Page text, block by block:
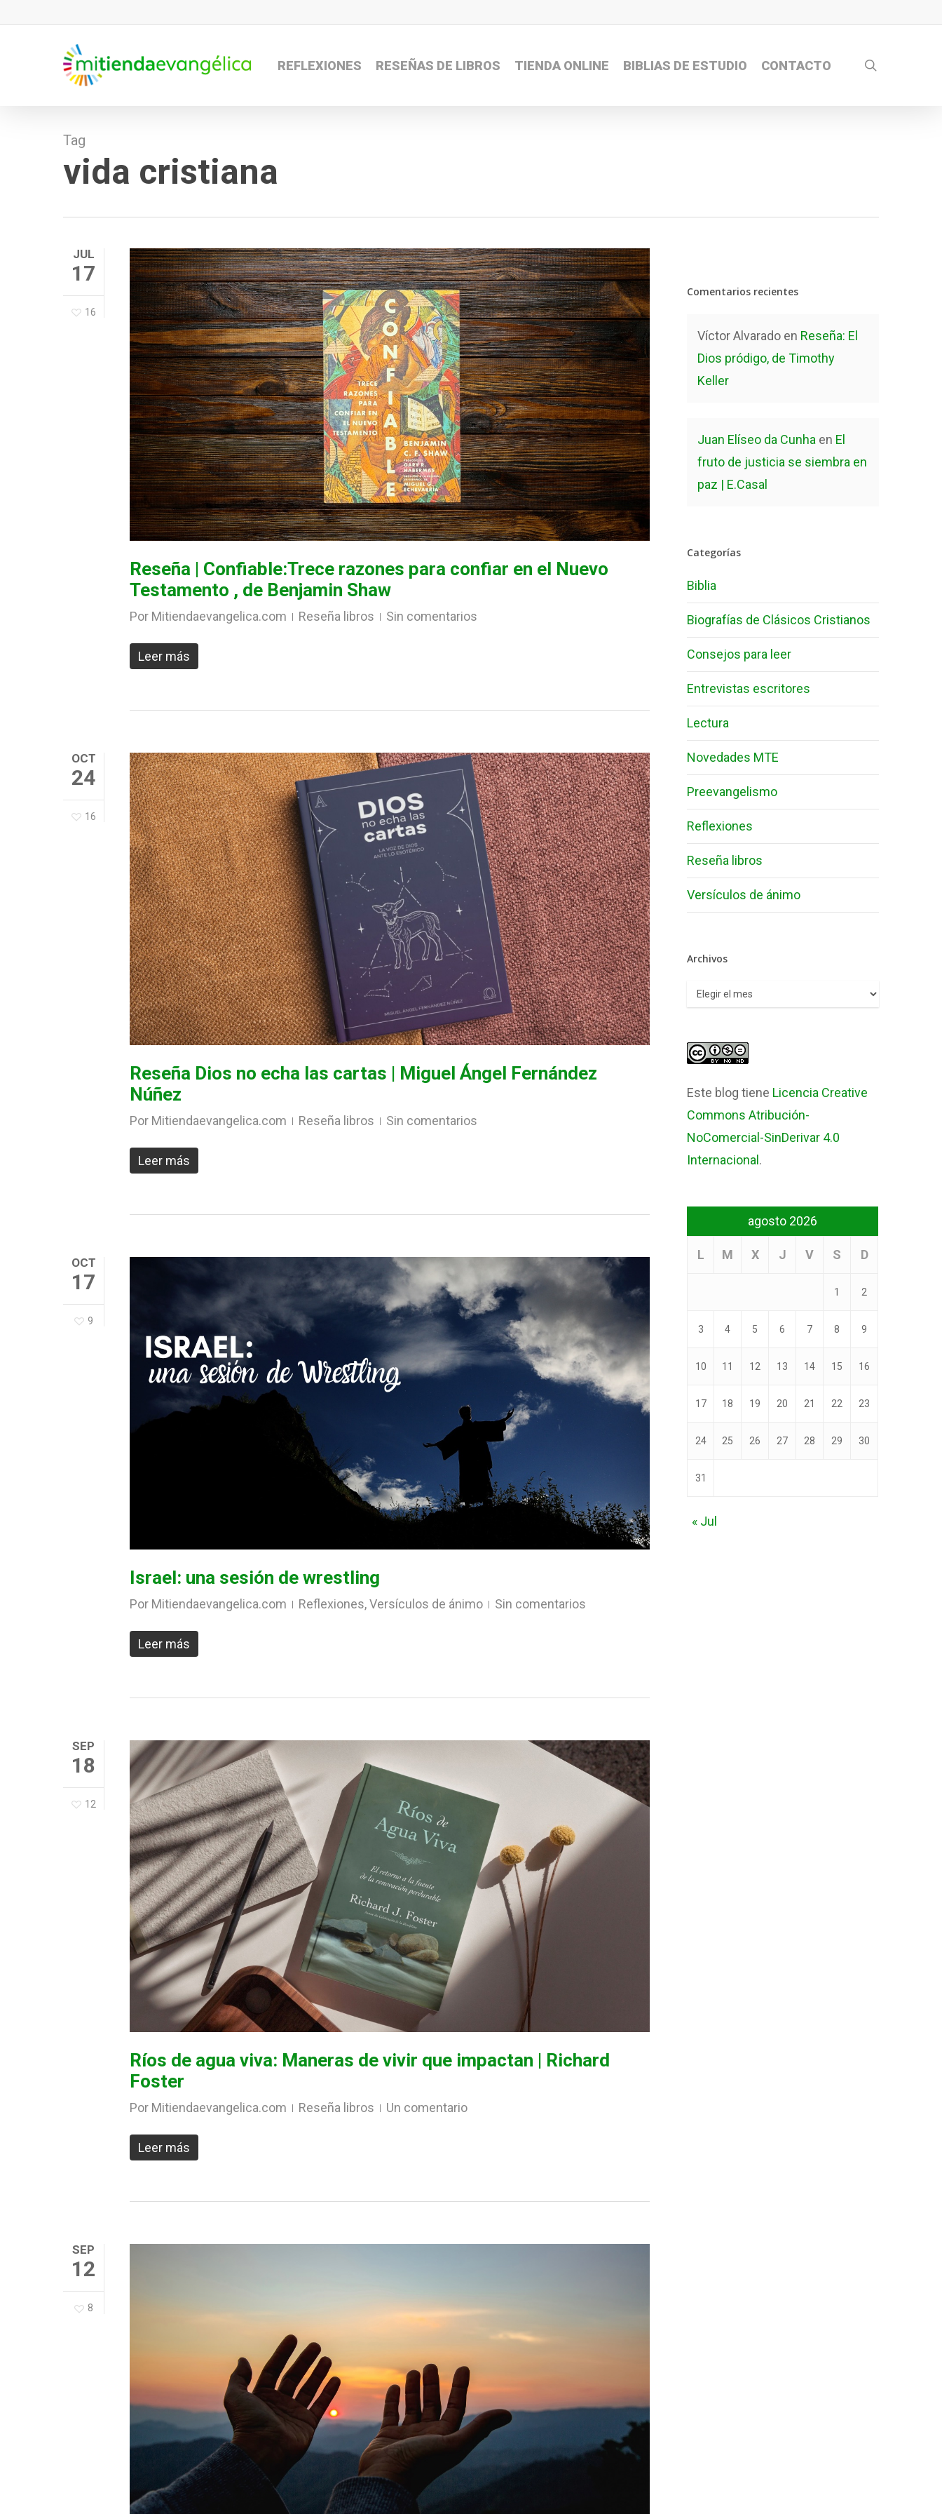
REFLEXIONES RESEÑAS DE LIBROS TIENDA ONLINE BIBLIAS DE ESTUDIO CONTACTO
Tag
vida cristiana
JUL
17
16
Reseña | Confiable:Trece razones para confiar en el Nuevo
Testamento , de Benjamin Shaw
Por Mitiendaevangelica.com Reseña libros Sin comentarios
Leer más
OCT
24
16
Reseña Dios no echa las cartas | Miguel Ángel Fernández
Núñez
Por Mitiendaevangelica.com Reseña libros Sin comentarios
Leer más
OCT
17
9
Israel: una sesión de wrestling
Por Mitiendaevangelica.com Reflexiones,Versículos de ánimo Sin comentarios
Leer más
SEP
18
12
Ríos de agua viva: Maneras de vivir que impactan | Richard
Foster
Por Mitiendaevangelica.com Reseña libros Un comentario
Leer más
SEP
12
8
Comentarios recientes
Víctor Alvarado en Reseña: El
Dios pródigo, de Timothy
Keller
Juan Elíseo da Cunha en El
fruto de justicia se siembra en
paz | E.Casal
Categorías
Biblia
Biografías de Clásicos Cristianos
Consejos para leer
Entrevistas escritores
Lectura
Novedades MTE
Preevangelismo
Reflexiones
Reseña libros
Versículos de ánimo
Archivos
Archivos
Este blog tiene Licencia Creative
Commons Atribución-
NoComercial-SinDerivar 4.0
Internacional .
agosto 2026
L M X J V S D
1 2
3 4 5 6 7 8 9
10 11 12 13 14 15 16
17 18 19 20 21 22 23
24 25 26 27 28 29 30
31
« Jul